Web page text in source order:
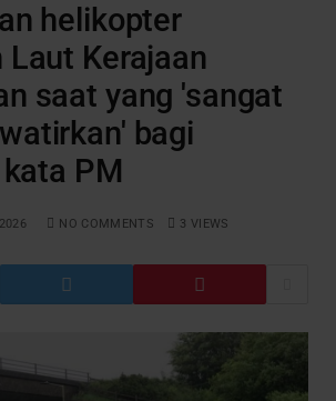
helikopter
Kerajaan
saat yang 'sangat
bagi
PM
NO COMMENTS 3 VIEWS